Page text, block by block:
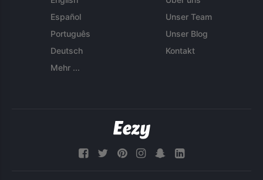
Español
Português
Deutsch
Mehr ...
Unser Team
Unser Blog
Kontakt